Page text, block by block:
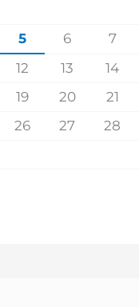
5 6 7
12 13 14
19 20 21
26 27 28